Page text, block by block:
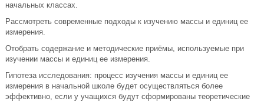
начальных классах.
Рассмотреть современные подходы к изучению массы и единиц ее
измерения.
Отобрать содержание и методические приёмы, используемые при
изучении массы и единиц ее измерения.
Гипотеза исследования: процесс изучения массы и единиц ее
измерения в начальной школе будет осуществляться более
эффективно, если у учащихся будут сформированы теоретические